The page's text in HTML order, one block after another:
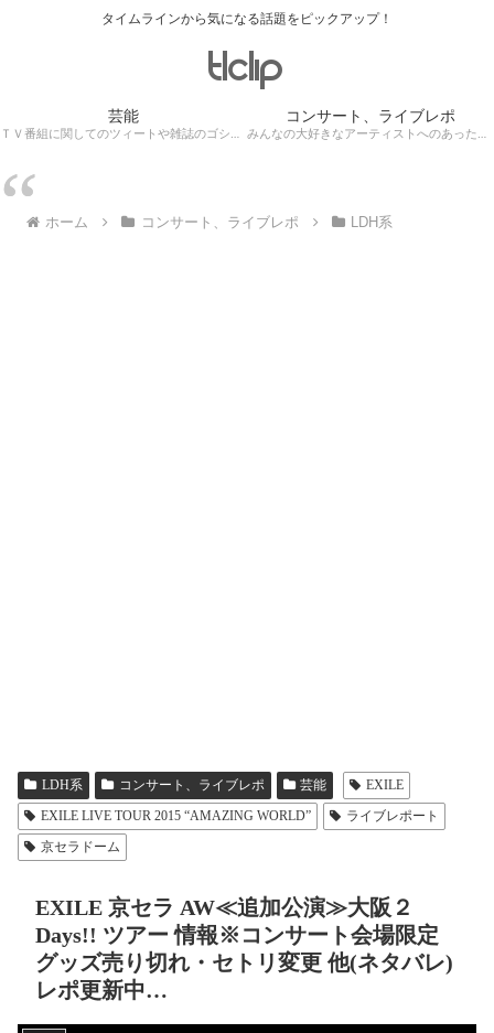
タイムラインから気になる話題をピックアップ！
芸能
ＴＶ番組に関してのツィートや雑誌のゴシップ記事、芸能人目撃情報・ロケ現場遭遇・・・
コンサート、ライブレポ
みんなの大好きなアーティストへのあったかぁ～い思いをツイッターレポートに保存！
ホーム コンサート、ライブレポ LDH系
LDH系 コンサート、ライブレポ 芸能
EXILE
EXILE LIVE TOUR 2015 “AMAZING WORLD”
ライブレポート
京セラドーム
EXILE 京セラ AW≪追加公演≫大阪２
Days!! ツアー 情報※コンサート会場限定
グッズ売り切れ・セトリ変更 他(ネタバレ)
レポ更新中…